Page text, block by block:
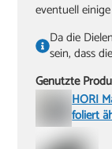
eventuell
Da die
sein, dass
Genutzte
HORI
foliert